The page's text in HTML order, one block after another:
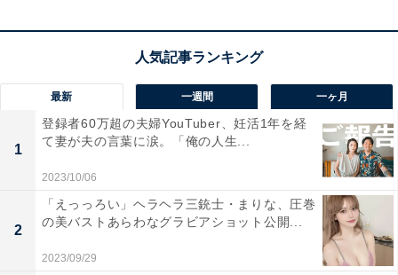
最新 一週間 一ヶ月
1
登録者60万超の夫婦YouTuber、妊活1年を経
て妻が夫の言葉に涙。「俺の人生...
2023/10/06
2
「えっっろい」ヘラヘラ三銃士・まりな、圧巻
の美バストあらわなグラビアショット公開...
2023/09/29